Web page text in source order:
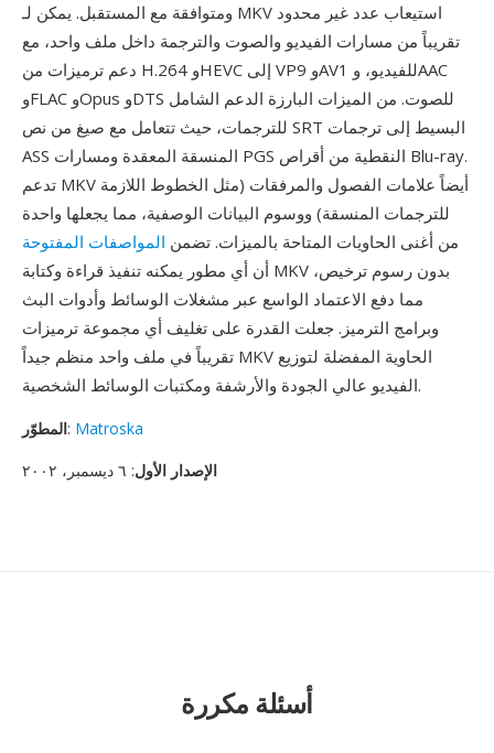
ومتوافقة مع المستقبل. يمكن لـ MKV استيعاب عدد غير محدود
تقريباً من مسارات الفيديو والصوت والترجمة داخل ملف واحد، مع
دعم ترميزات من H.264 وHEVC إلى VP9 وAV1 للفيديو، وAAC
وFLAC وOpus وDTS للصوت. من الميزات البارزة الدعم الشامل
للترجمات، حيث تتعامل مع صيغ من نص SRT البسيط إلى ترجمات
ASS المنسقة المعقدة ومسارات PGS النقطية من أقراص Blu-ray.
تدعم MKV أيضاً علامات الفصول والمرفقات (مثل الخطوط اللازمة
للترجمات المنسقة) ووسوم البيانات الوصفية، مما يجعلها واحدة
من أغنى الحاويات المتاحة بالميزات. تضمن المواصفات المفتوحة
أن أي مطور يمكنه تنفيذ قراءة وكتابة MKV بدون رسوم ترخيص،
مما دفع الاعتماد الواسع عبر مشغلات الوسائط وأدوات البث
وبرامج الترميز. جعلت القدرة على تغليف أي مجموعة ترميزات
تقريباً في ملف واحد منظم جيداً MKV الحاوية المفضلة لتوزيع
الفيديو عالي الجودة والأرشفة ومكتبات الوسائط الشخصية.
المطوّر: Matroska
الإصدار الأول: ٦ ديسمبر، ٢٠٠٢
أسئلة مكررة